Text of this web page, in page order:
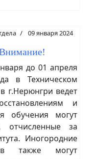
09 января 2024
до 01 апреля
в Техническом
г.Нерюнгри ведет
и
обучения могут
отчисленные за
Иногородние
также могут